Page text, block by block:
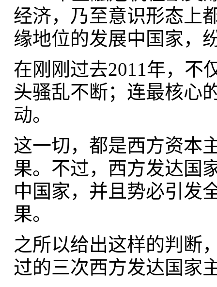
经济，乃至意识形态上
缘地位的发展中国家，
在刚刚过去2011年，不
头骚乱不断；连最核心
动。
这一切，都是西方资本
果。不过，西方发达国
中国家，并且势必引发
果。
之所以给出这样的判断
过的三次西方发达国家